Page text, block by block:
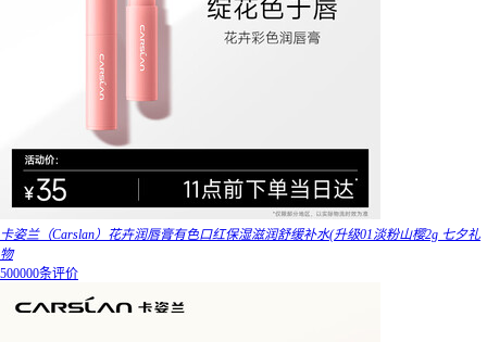
卡姿兰（Carslan）花卉润唇膏有色口红保湿滋润舒缓补水(升级01淡粉山樱2g 七夕礼
物
500000条评价